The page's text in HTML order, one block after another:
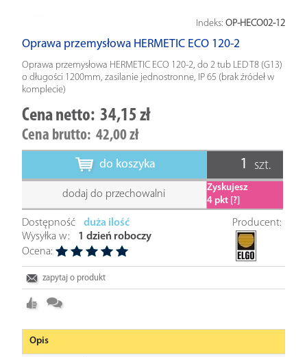
Indeks: OP-HECO02-12
Oprawa przemysłowa HERMETIC ECO 120-2
Oprawa przemysłowa HERMETIC ECO 120-2, do 2 tub LED T8 (G13)
o długości 1200mm, zasilanie jednostronne, IP 65 (brak źródeł w
komplecie)
Cena netto: 34,15 zł
Cena brutto: 42,00 zł
do koszyka szt.
dodaj do przechowalni
Zyskujesz
4pkt [?]
Dostępność
duża ilość
Wysyłka w:
1 dzień roboczy
Ocena:
Producent:
zapytaj o produkt
Opis